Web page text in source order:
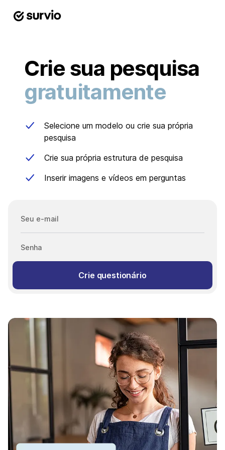
Crie sua pesquisa
gratuitamente
Selecione um modelo ou crie sua própria
pesquisa
Crie sua própria estrutura de pesquisa
Inserir imagens e vídeos em perguntas
Seu e-mail
Senha
Crie questionário